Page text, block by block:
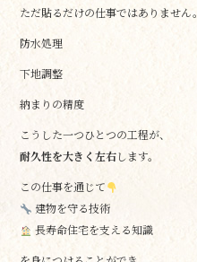
ただ貼るだけの仕事ではありません。
防水処理
下地調整
納まりの精度
こうした一つひとつの工程が、
耐久性を大きく左右します。
この仕事を通じて
建物を守る技術
長寿命住宅を支える知識